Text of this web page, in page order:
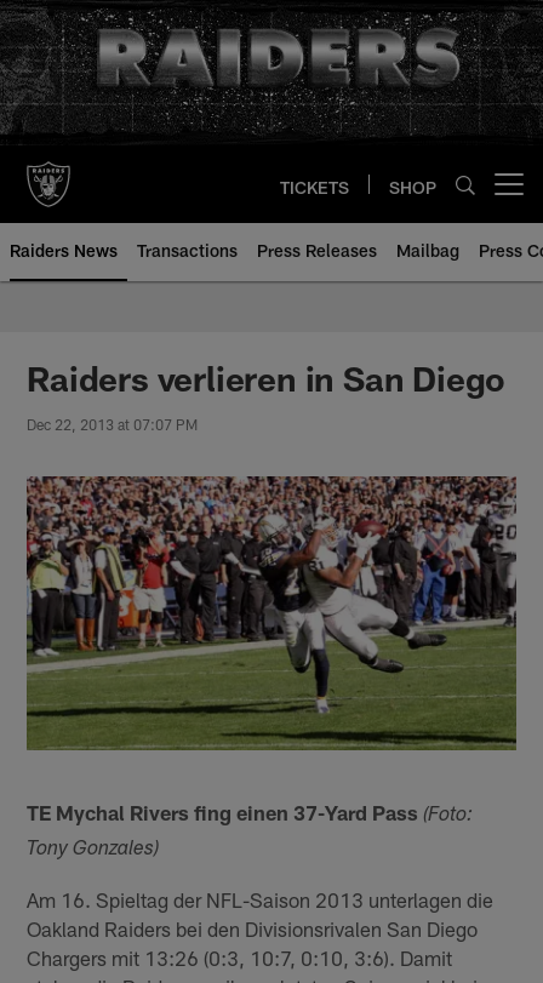
Skip
to
main
content
TICKETS SHOP
Raiders News Transactions Press Releases Mailbag Press
Raiders verlieren in San Diego
Dec 22, 2013 at 07:07 PM
TE Mychal Rivers fing einen 37-Yard Pass (Foto:
Tony Gonzales)
Am 16. Spieltag der NFL-Saison 2013 unterlagen die
Oakland Raiders bei den Divisionsrivalen San Diego
Chargers mit 13:26 (0:3, 10:7, 0:10, 3:6). Damit